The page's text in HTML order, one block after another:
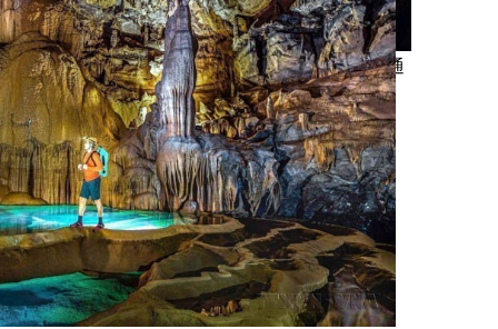
广治省韩松洞里的"恐龙"天窗。图自越通
社